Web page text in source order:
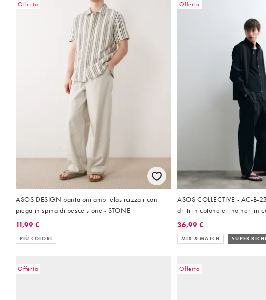
Offerta
ASOS DESIGN pantaloni ampi elasticizzati con
piega in spina di pesce stone - STONE
11,99 €
PIÙ COLORI
Offerta
ASOS COLLECTIVE - AC-B-
dritti in cotone e lino neri in
36,99 €
MIX & MATCH SUPER
Offerta Offerta